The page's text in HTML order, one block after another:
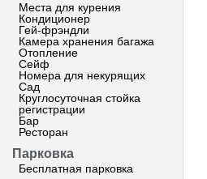
Места для курения
Кондиционер
Гей-фрэндли
Камера хранения багажа
Отопление
Сейф
Номера для некурящих
Сад
Круглосуточная стойка
регистрации
Бар
Ресторан
Парковка
Бесплатная парковка